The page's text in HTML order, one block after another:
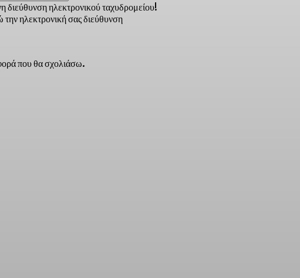
διεύθυνση ηλεκτρονικού ταχυδρομείου!
ηλεκτρονική σας διεύθυνση
που θα σχολιάσω.